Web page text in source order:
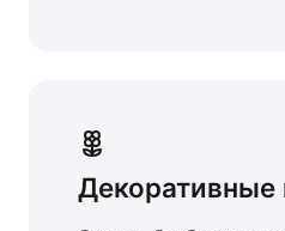
Декоративные